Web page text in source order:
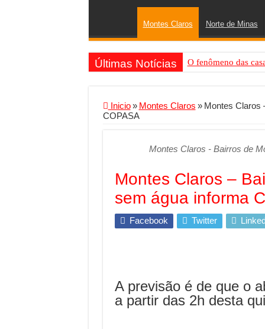
Montes Claros Norte de Minas
Últimas Notícias O fenômeno das
Conheça a melhor
PF e Emissoras
De economista a
Marcenaria sob
Serralheria de
Qualidade do
Inicio » Montes Claros » Montes Claros
COPASA
Montes Claros - Bairros de
Montes Claros –
sem água informa
Facebook Twitter
A previsão é de que o
a partir das 2h desta